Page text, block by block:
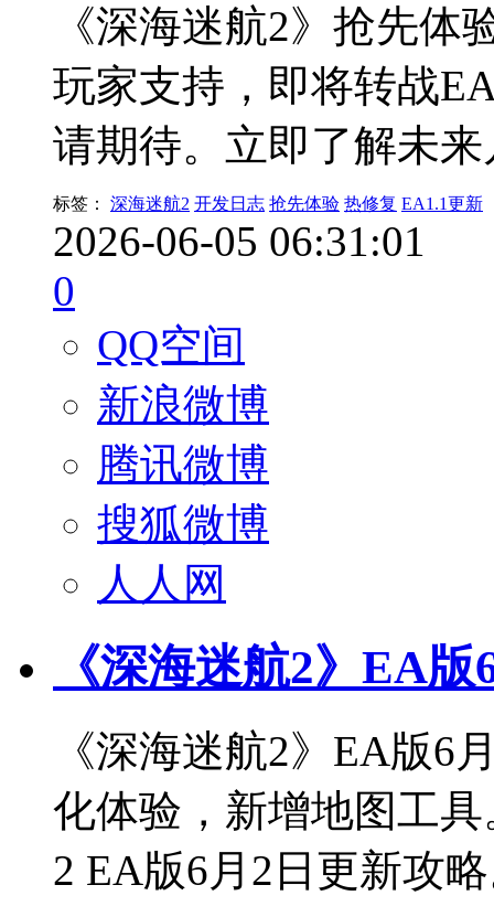
《深海迷航2》抢先
玩家支持，即将转战
请期待。立即了解未
标签： 深海迷航2 开发日志 抢先体验 热修复 EA1.1更新
2026-06-05 06:31:01
0
QQ空间
新浪微博
腾讯微博
搜狐微博
人人网
《深海迷航2》EA
《深海迷航2》EA版6
化体验，新增地图工
2 EA版6月2日更新攻